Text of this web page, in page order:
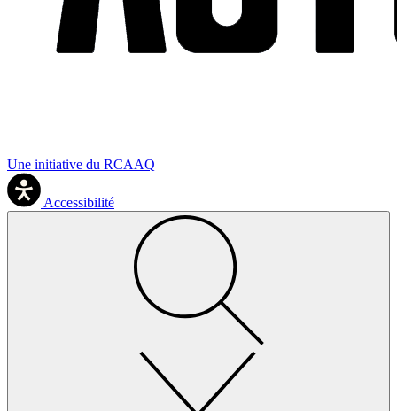
Une initiative du RCAAQ
Accessibilité